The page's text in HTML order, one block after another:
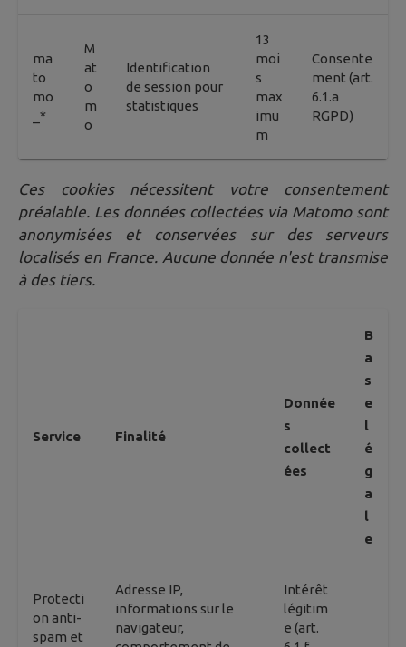
ma
to
mo
_*
M
at
o
m
o
Identification
de session pour
statistiques
13
moi
s
max
imu
m
Consente
ment (art.
6.1.a
RGPD)
Ces cookies nécessitent votre consentement
préalable. Les données collectées via Matomo sont
anonymisées et conservées sur des serveurs
localisés en France. Aucune donnée n'est transmise
à des tiers.
Service Finalité
Donnée
s
collect
ées
B
a
s
e
l
é
g
a
l
e
Protecti
on anti-
spam et
Adresse IP,
informations sur le
navigateur,
Intérêt
légitim
e (art.